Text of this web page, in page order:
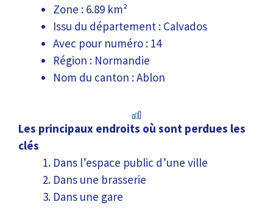
Zone : 6.89 km²
Issu du département : Calvados
Avec pour numéro : 14
Région : Normandie
Nom du canton : Ablon
Les principaux endroits où sont perdues les
clés
Dans l’espace public d’une ville
Dans une brasserie
Dans une gare